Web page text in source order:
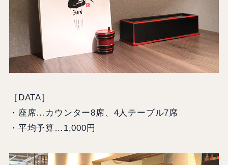
［DATA］
・座席…カウンター8席、4人テーブル7席
・平均予算…1,000円